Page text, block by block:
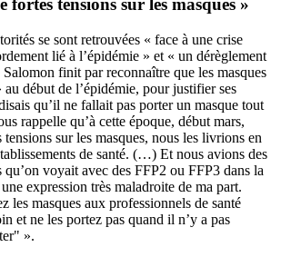
fortes tensions sur les masques »
se sont retrouvées « face à une crise
lié à l’épidémie » et « un dérèglement
finit par reconnaître que les masques
au début de l’épidémie, pour justifier ses
qu’il ne fallait pas porter un masque tout
rappelle qu’à cette époque, début mars,
sur les masques, nous les livrions en
de santé. (…) Et nous avions des
qu’on voyait avec des FFP2 ou FFP3 dans la
expression très maladroite de ma part.
les masques aux professionnels de santé
et ne les portez pas quand il n’y a pas
».